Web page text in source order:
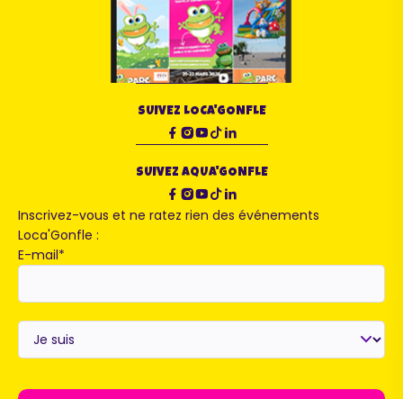
SUIVEZ LOCA'GONFLE
SUIVEZ AQUA'GONFLE
Inscrivez-vous et ne ratez rien des événements
Loca'Gonfle :
E-mail*
Je
suis*